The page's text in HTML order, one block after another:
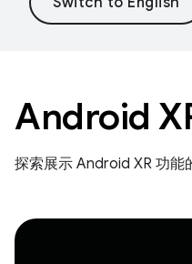
Android
探索展示 Android XR 功能